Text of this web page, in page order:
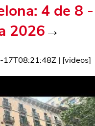
4 de 8 -
2026→
| [videos]